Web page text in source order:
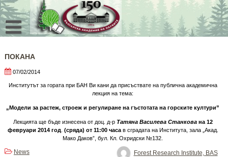
Skip
to
content
ПОКАНА
07/02/2014
Институтът за гората при БАН Ви кани да присъствате на публична академична
лекция на тема:
„Модели за растеж, строеж и регулиране на гъстотата на горските култури”
Лекцията ще бъде изнесена от доц. д-р Татяна Василева Станкова на 12
февруари 2014 год (сряда) от 11:00 часав сградата на Института, зала „Акад.
Мако Даков”, бул. Кл. Охридски №132.
Forest Research Institute, BAS
News